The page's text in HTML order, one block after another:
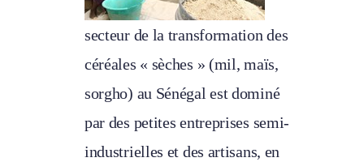
secteur de la transformation des
céréales « sèches » (mil, maïs,
sorgho) au Sénégal est dominé
par des petites entreprises semi-
industrielles et des artisans, en